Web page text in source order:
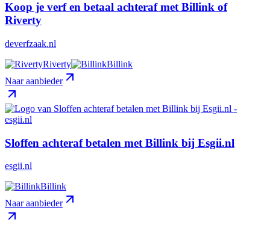
Koop je verf en betaal achteraf met Billink of
Riverty
deverfzaak.nl
Riverty
Billink
Naar aanbieder
Sloffen achteraf betalen met Billink bij Esgii.nl
esgii.nl
Billink
Naar aanbieder